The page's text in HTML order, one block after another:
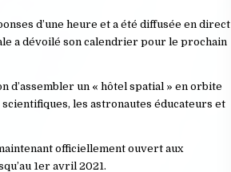
d’une heure et a été diffusée en direct
a dévoilé son calendrier pour le prochain
d’assembler un « hôtel spatial » en orbite
les astronautes éducateurs et
officiellement ouvert aux
1er avril 2021.